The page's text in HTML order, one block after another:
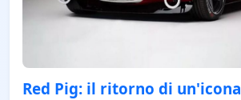
Red Pig: il ritorno di un'icona